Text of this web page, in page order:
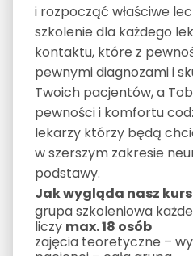
i rozpocząć właściwe
szkolenie dla każdego
kontaktu, które z
pewnymi diagnozami i
Twoich pacjentów, a
pewności i komfortu
lekarzy którzy będą
w szerszym zakresie
podstawy.
Jak wygląda nasz
grupa szkoleniowa
liczy max. 18 osób
zajęcia teoretyczne –